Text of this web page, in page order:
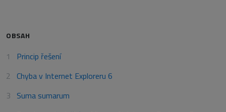
OBSAH
Princip řešení
Chyba v Internet Exploreru 6
Suma sumarum